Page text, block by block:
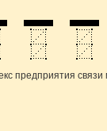
предприятия связи